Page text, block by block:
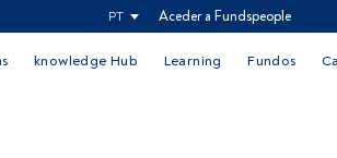
PT Aceder a Fundspeople
knowledge Hub Learning Fundos